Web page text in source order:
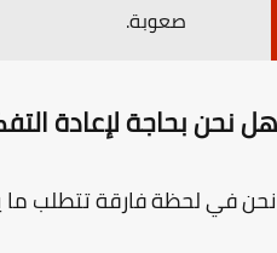
صعوبة.
بحاجة لإعادة
في لحظة فارقة تتطلب ما